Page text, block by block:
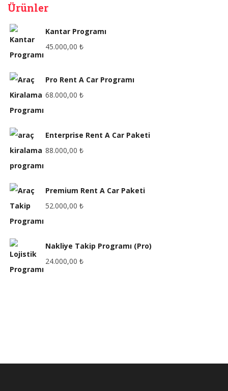
Ürünler
Kantar Programı
45.000,00 ₺
Pro Rent A Car Programı
68.000,00 ₺
Enterprise Rent A Car Paketi
88.000,00 ₺
Premium Rent A Car Paketi
52.000,00 ₺
Nakliye Takip Programı (Pro)
24.000,00 ₺